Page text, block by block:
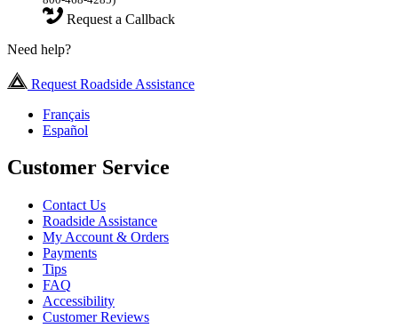
Request a Callback
Need help?
Request Roadside Assistance
Français
Español
Customer Service
Contact Us
Roadside Assistance
My Account & Orders
Payments
Tips
FAQ
Accessibility
Customer Reviews